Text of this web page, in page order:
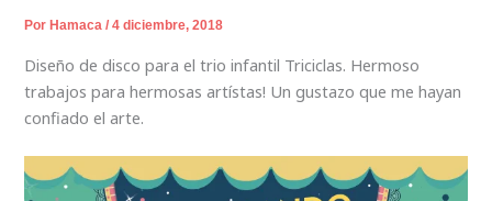
Por Hamaca/4 diciembre, 2018
Diseño de disco para el trio infantil Triciclas. Hermoso
trabajos para hermosas artístas! Un gustazo que me hayan
confiado el arte.